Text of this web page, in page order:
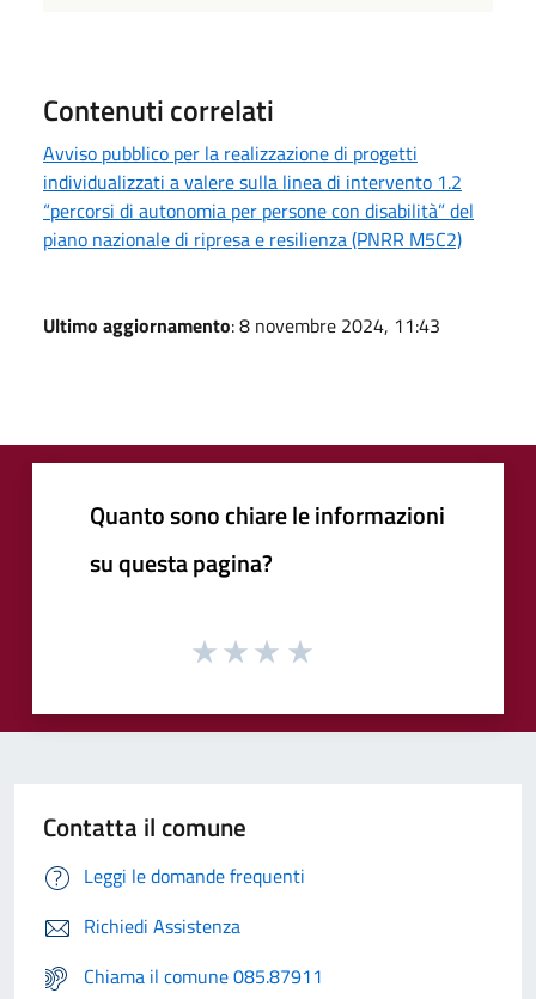
Contenuti correlati
Avviso pubblico per la realizzazione di progetti
individualizzati a valere sulla linea di intervento 1.2
“percorsi di autonomia per persone con disabilità” del
piano nazionale di ripresa e resilienza (PNRR M5C2)
Ultimo aggiornamento: 8 novembre 2024, 11:43
Quanto sono chiare le informazioni
su questa pagina?
Contatta il comune
Leggi le domande frequenti
Richiedi Assistenza
Chiama il comune 085.87911